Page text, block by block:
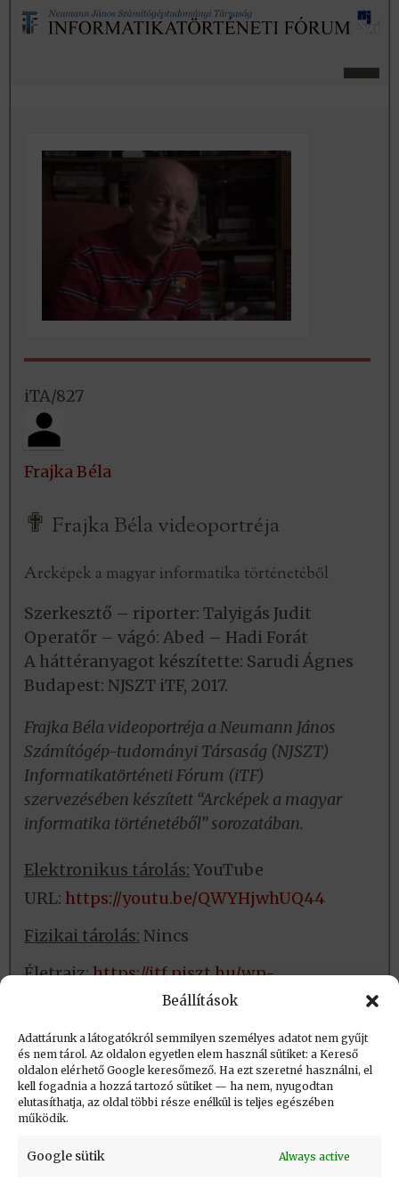
Beállítások
Adattárunk a látogatókról semmilyen személyes adatot nem gyűjt
és nem tárol. Az oldalon egyetlen elem használ sütiket: a Kereső
oldalon elérhető Google keresőmező. Ha ezt szeretné használni, el
kell fogadnia a hozzá tartozó sütiket — ha nem, nyugodtan
elutasíthatja, az oldal többi része enélkül is teljes egészében
működik.
Google sütik Always active
iTA/827
Frajka Béla
✟ Frajka Béla videoportréja
Arcképek a magyar informatika történetéből
Szerkesztő – riporter: Talyigás Judit
Operatőr – vágó: Abed – Hadi Forát
A háttéranyagot készítette: Sarudi Ágnes
Budapest: NJSZT iTF, 2017.
Frajka Béla videoportréja a Neumann János
Számítógép-tudományi Társaság (NJSZT)
Informatikatörténeti Fórum (iTF)
szervezésében készített “Arcképek a magyar
informatika történetéből” sorozatában.
Elektronikus tárolás: YouTube
URL: https://youtu.be/QWYHjwhUQ44
Fizikai tárolás: Nincs
Életrajz:https://itf.njszt.hu/wp-
content/uploads/Frajka-Bela-eletrajz-
Létrehozva: 2017.11.07. 15:13
Utolsó módosítás: 2023.09.01. 20:40